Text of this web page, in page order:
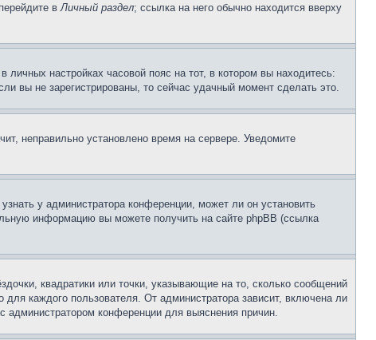
вЛичный раздел; ссылка на него обычно находится вверху
настройках часовой пояс на тот, в котором вы находитесь:
вы не зарегистрированы, то сейчас удачный момент сделать это.
неправильно установлено время на сервере. Уведомите
у администратора конференции, может ли он установить
информацию вы можете получить на сайте phpBB (ссылка
квадратики или точки, указывающие на то, сколько сообщений
каждого пользователя. От администратора зависит, включена ли
администратором конференции для выяснения причин.